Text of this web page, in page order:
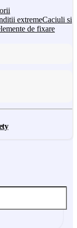
extremeCaciuli si
de fixare